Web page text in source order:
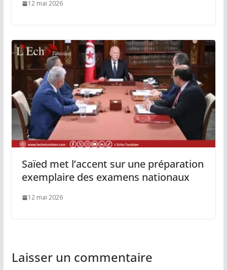
12 mai 2026
Saïed met l’accent sur une préparation
exemplaire des examens nationaux
12 mai 2026
Laisser un commentaire